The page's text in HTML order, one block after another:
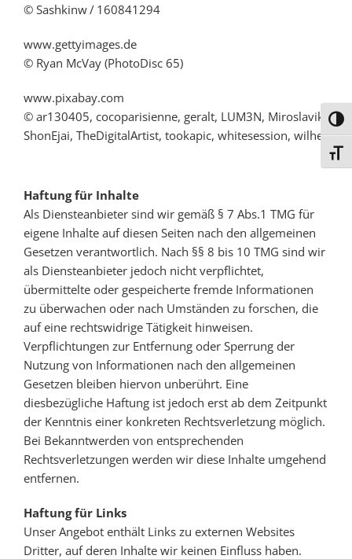
© Sashkinw / 160841294
www.gettyimages.de
© Ryan McVay (PhotoDisc 65)
www.pixabay.com
© ar130405, cocoparisienne, geralt, LUM3N, Miroslavik,
ShonEjai, TheDigitalArtist, tookapic, whitesession, wilhei
Haftung für Inhalte
Als Diensteanbieter sind wir gemäß § 7 Abs.1 TMG für
eigene Inhalte auf diesen Seiten nach den allgemeinen
Gesetzen verantwortlich. Nach §§ 8 bis 10 TMG sind wir
als Diensteanbieter jedoch nicht verpflichtet,
übermittelte oder gespeicherte fremde Informationen
zu überwachen oder nach Umständen zu forschen, die
auf eine rechtswidrige Tätigkeit hinweisen.
Verpflichtungen zur Entfernung oder Sperrung der
Nutzung von Informationen nach den allgemeinen
Gesetzen bleiben hiervon unberührt. Eine
diesbezügliche Haftung ist jedoch erst ab dem Zeitpunkt
der Kenntnis einer konkreten Rechtsverletzung möglich.
Bei Bekanntwerden von entsprechenden
Rechtsverletzungen werden wir diese Inhalte umgehend
entfernen.
Haftung für Links
Unser Angebot enthält Links zu externen Websites
Dritter, auf deren Inhalte wir keinen Einfluss haben.